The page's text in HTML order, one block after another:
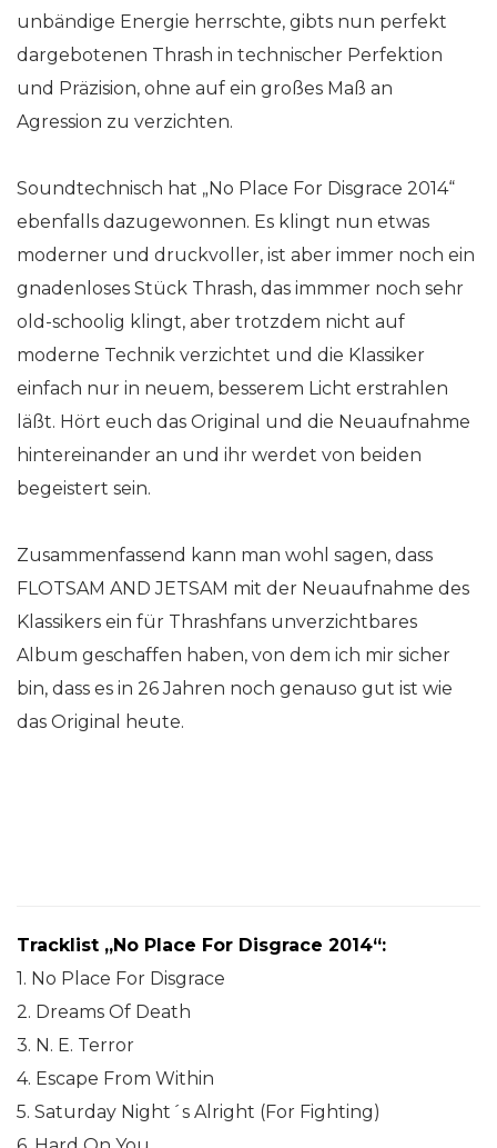
unbändige Energie herrschte, gibts nun perfekt
dargebotenen Thrash in technischer Perfektion
und Präzision, ohne auf ein großes Maß an
Agression zu verzichten.
Soundtechnisch hat „No Place For Disgrace 2014“
ebenfalls dazugewonnen. Es klingt nun etwas
moderner und druckvoller, ist aber immer noch ein
gnadenloses Stück Thrash, das immmer noch sehr
old-schoolig klingt, aber trotzdem nicht auf
moderne Technik verzichtet und die Klassiker
einfach nur in neuem, besserem Licht erstrahlen
läßt. Hört euch das Original und die Neuaufnahme
hintereinander an und ihr werdet von beiden
begeistert sein.
Zusammenfassend kann man wohl sagen, dass
FLOTSAM AND JETSAM mit der Neuaufnahme des
Klassikers ein für Thrashfans unverzichtbares
Album geschaffen haben, von dem ich mir sicher
bin, dass es in 26 Jahren noch genauso gut ist wie
das Original heute.
Tracklist „No Place For Disgrace 2014“:
1. No Place For Disgrace
2. Dreams Of Death
3. N. E. Terror
4. Escape From Within
5. Saturday Night´s Alright (For Fighting)